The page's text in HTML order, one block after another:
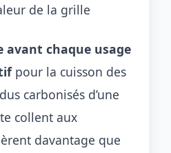
de la grille
avant chaque usage
pour la cuisson des
carbonisés d’une
collent aux
davantage que